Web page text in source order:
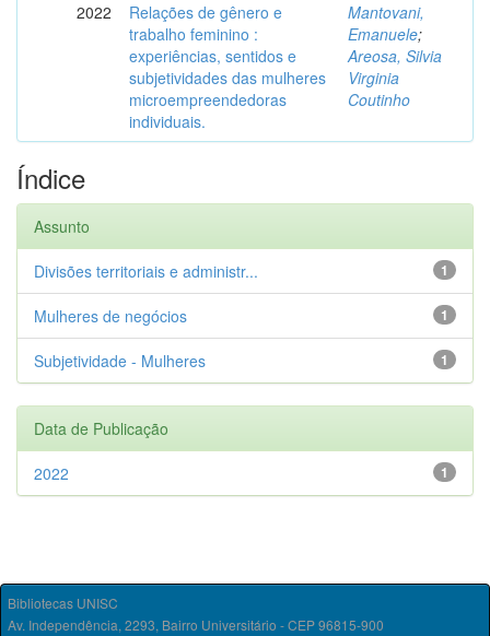
2022
Relações de gênero e
trabalho feminino :
experiências, sentidos e
subjetividades das mulheres
microempreendedoras
individuais.
Mantovani,
Emanuele;
Areosa, Silvia
Virginia
Coutinho
Índice
Assunto
1
Divisões territoriais e administr...
1
Mulheres de negócios
1
Subjetividade - Mulheres
Data de Publicação
1
2022
Bibliotecas UNISC
Av. Independência, 2293, Bairro Universitário - CEP 96815-900